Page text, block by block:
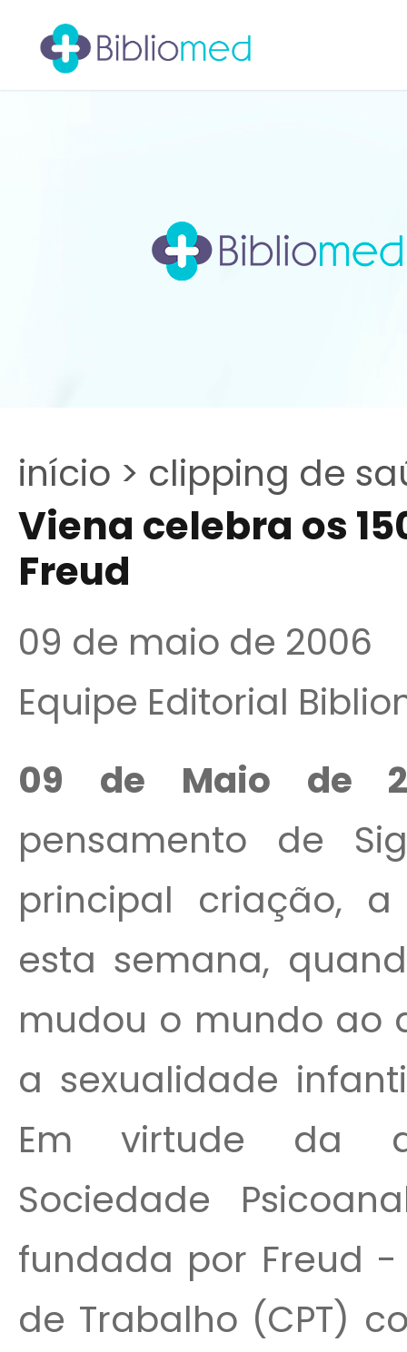
início > clipping de
Viena celebra os
Freud
09 de maio de 2006
Equipe Editorial
09 de Maio de
pensamento de
principal criação, a
esta semana,
mudou o mundo ao
a sexualidade
Em virtude da
Sociedade
fundada por Freud
de Trabalho (CPT)